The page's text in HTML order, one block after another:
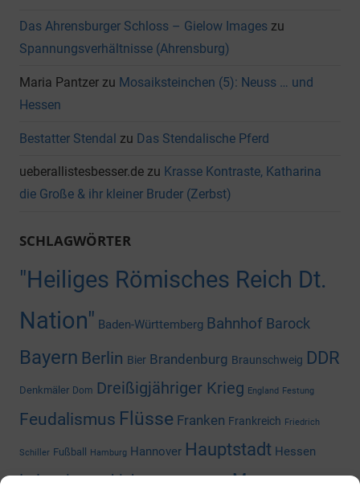
Das Ahrensburger Schloss – Gielow Images zu
Spannungsverhältnisse (Ahrensburg)
Maria Pantzer zu Mosaiksteinchen (5): Neuss … und
Hessen
Bestatter Stendal zu Das Stendalische Pferd
ueberallistesbesser.de zu Krasse Kontraste, Katharina
die Große & ihr kleiner Bruder (Zerbst)
SCHLAGWÖRTER
"Heiliges Römisches Reich Dt.
Nation" Baden-Württemberg Bahnhof Barock
Bayern Berlin Bier Brandenburg Braunschweig DDR
Denkmäler Dom Dreißigjähriger Krieg England Festung
Feudalismus Flüsse Franken Frankreich Friedrich
Schiller Fußball Hamburg Hannover Hauptstadt Hessen
Industriegeschichte Museum